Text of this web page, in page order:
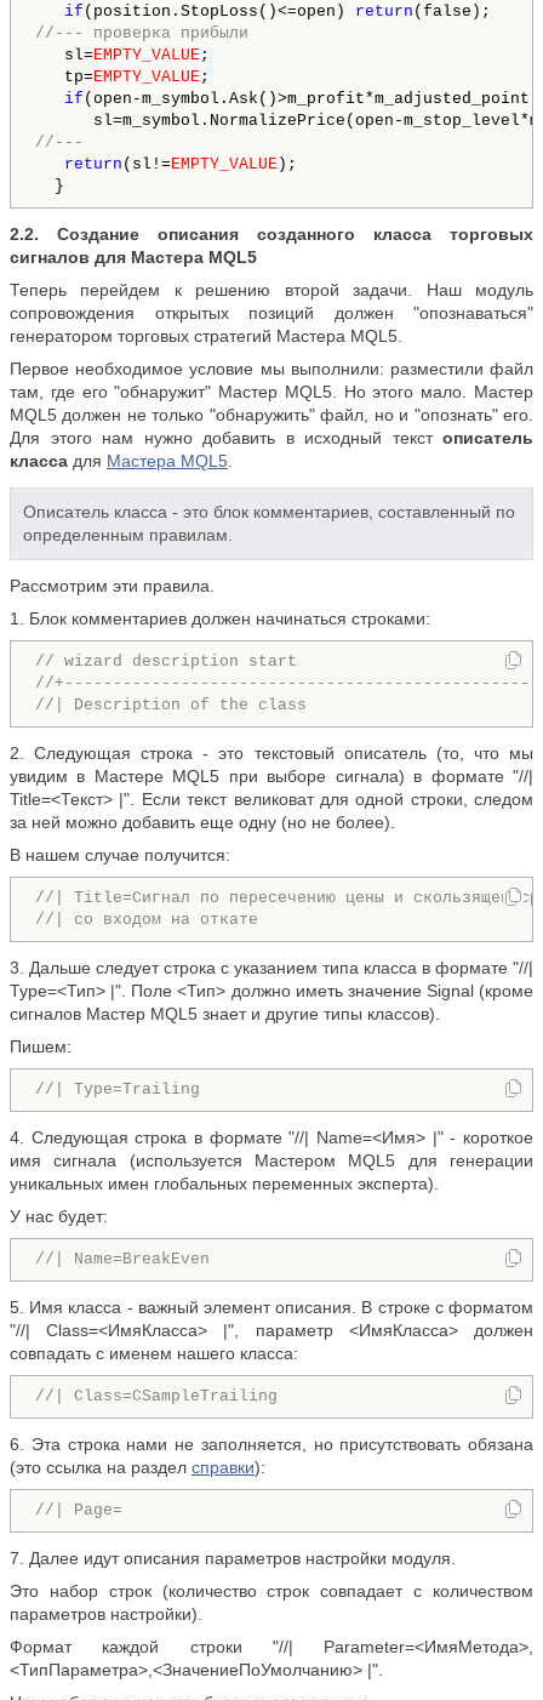
if (position.StopLoss()<=open) return
//--- проверка прибыли
sl= EMPTY_VALUE;
tp= EMPTY_VALUE;
if (open-m_symbol.Ask()>m_profit*m_adjusted_point)
//---
return (sl!= EMPTY_VALUE );
2.2. Создание описания созданного класса торговых
сигналов для Мастера MQL5
Теперь перейдем к решению второй задачи. Наш модуль
сопровождения открытых позиций должен "опознаваться"
генератором торговых стратегий Мастера MQL5.
Первое необходимое условие мы выполнили: разместили файл
там, где его "обнаружит" Мастер MQL5. Но этого мало. Мастер
MQL5 должен не только "обнаружить" файл, но и "опознать" его.
Для этого нам нужно добавить в исходный текст описатель
класса для Мастера MQL5
Описатель класса - это блок комментариев, составленный по
определенным правилам.
Рассмотрим эти правила.
1. Блок комментариев должен начинаться строками:
// wizard description start
//
//| Description of the class
2. Следующая строка - это текстовый описатель (то, что мы
увидим в Мастере MQL5 при выборе сигнала) в формате "//|
Title=<Текст> |". Если текст великоват для одной строки, следом
за ней можно добавить еще одну (но не более).
В нашем случае получится:
//| Title=Сигнал по пересечению цены и скользящей
//| со входом на откате
3. Дальше следует строка с указанием типа класса в формате "//|
Type=<Тип> |". Поле <Тип> должно иметь значение Signal (кроме
сигналов Мастер MQL5 знает и другие типы классов).
Пишем:
//| Type=Trailing
4. Следующая строка в формате "//| Name=<Имя> |" - короткое
имя сигнала (используется Мастером MQL5 для генерации
уникальных имен глобальных переменных эксперта).
У нас будет:
//| Name=BreakEven
5. Имя класса - важный элемент описания. В строке с форматом
"//| Class=<ИмяКласса> |", параметр <ИмяКласса> должен
совпадать с именем нашего класса:
//| Class=CSampleTrailing
6. Эта строка нами не заполняется, но присутствовать обязана
(это ссылка на раздел справки):
//| Page=
7. Далее идут описания параметров настройки модуля.
Это набор строк (количество строк совпадает с количеством
параметров настройки).
Формат каждой строки "//| Parameter=<ИмяМетода>,
<ТипПараметра>,<ЗначениеПоУмолчанию> |".